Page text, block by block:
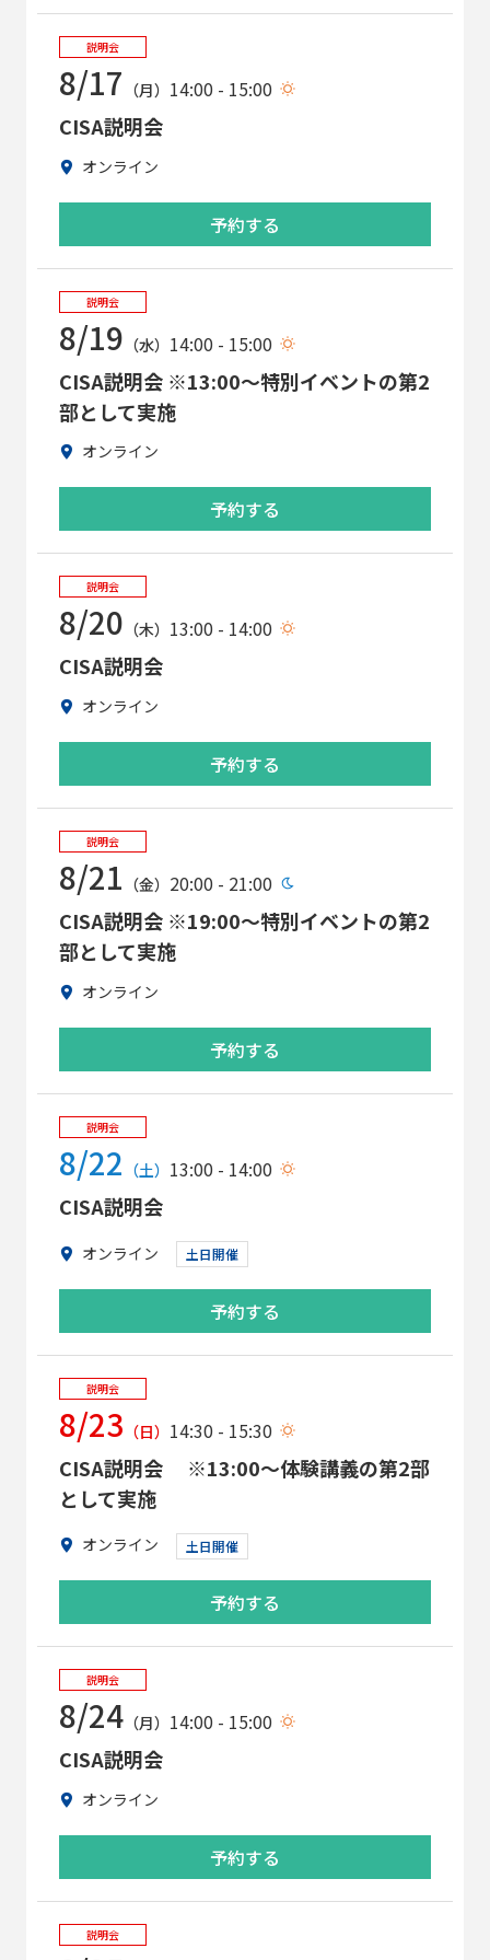
説明会
8/17 （月） 14:00 - 15:00
CISA説明会
オンライン
予約する
説明会
8/19 （水） 14:00 - 15:00
CISA説明会 ※13:00～特別イベントの第2
部として実施
オンライン
予約する
説明会
8/20 （木） 13:00 - 14:00
CISA説明会
オンライン
予約する
説明会
8/21 （金） 20:00 - 21:00
CISA説明会 ※19:00～特別イベントの第2
部として実施
オンライン
予約する
説明会
8/22 （土） 13:00 - 14:00
CISA説明会
オンライン 土日開催
予約する
説明会
8/23 （日） 14:30 - 15:30
CISA説明会 ※13:00～体験講義の第2部
として実施
オンライン 土日開催
予約する
説明会
8/24（月） 14:00 - 15:00
CISA説明会
オンライン
予約する
説明会